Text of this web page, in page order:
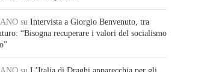
su Intervista a Giorgio Benvenuto, tra
“Bisogna recuperare i valori del socialismo